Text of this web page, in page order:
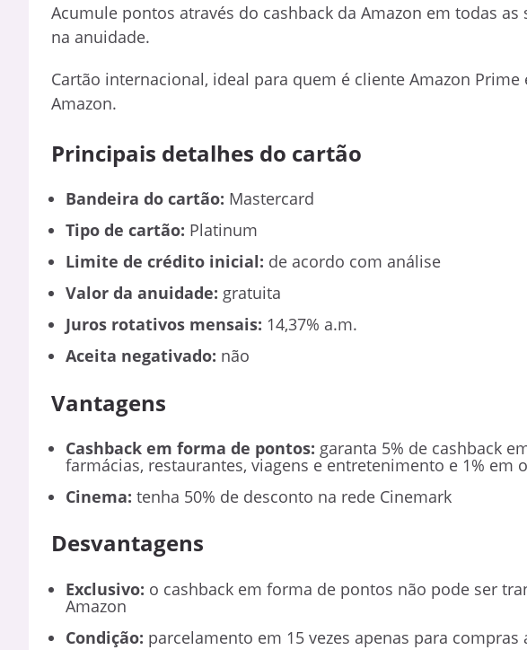
Acumule pontos através do cashback da Amazon em todas
na anuidade.
Cartão internacional, ideal para quem é cliente Amazon
Amazon.
Principais detalhes do cartão
Bandeira do cartão: Mastercard
Tipo de cartão: Platinum
Limite de crédito inicial: de acordo com análise
Valor da anuidade: gratuita
Juros rotativos mensais: 14,37% a.m.
Aceita negativado: não
Vantagens
Cashback em forma de pontos: garanta 5% de cashback
farmácias, restaurantes, viagens e entretenimento e 1% em
Cinema: tenha 50% de desconto na rede Cinemark
Desvantagens
Exclusivo: o cashback em forma de pontos não pode ser
Amazon
Condição: parcelamento em 15 vezes apenas para compras